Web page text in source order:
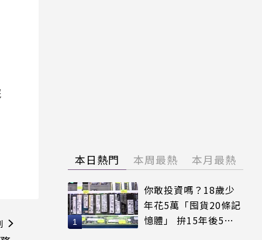
本日熱門 本周最熱 本月最熱
你敢投資嗎？18歲少
年花5萬「囤貨20條記
憶體」 拚15年後5倍